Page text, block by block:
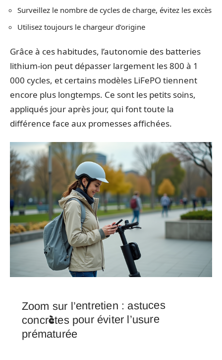
Surveillez le nombre de cycles de charge, évitez les excès
Utilisez toujours le chargeur d’origine
Grâce à ces habitudes, l’autonomie des batteries
lithium-ion peut dépasser largement les 800 à 1
000 cycles, et certains modèles LiFePO tiennent
encore plus longtemps. Ce sont les petits soins,
appliqués jour après jour, qui font toute la
différence face aux promesses affichées.
Zoom sur l’entretien : astuces
concrètes pour éviter l’usure
prématurée